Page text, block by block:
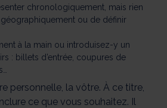
chronologiquement, mais rien
géographiquement ou de définir
à la main ou introduisez-y un
: billets d’entrée, coupures de
personnelle, la vôtre. À ce titre,
ce que vous souhaitez. Il